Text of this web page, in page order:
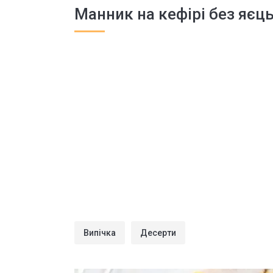
Манник на кефірі без
Випічка Десерти